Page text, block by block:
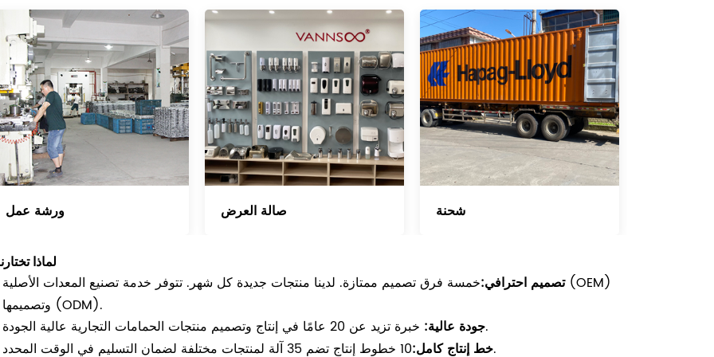
ورشة عمل صالة العرض شحنة
لماذا
تصميم احترافي:خمسة فرق تصميم ممتازة. لدينا منتجات جديدة كل شهر. تتوفر خدمة تصنيع المعدات الأصلية (OEM)
وتصميمها (ODM).
جودة عالية:خبرة تزيد عن 20 عامًا في إنتاج وتصميم منتجات الحمامات التجارية عالية الجودة.
خط إنتاج كامل:10 خطوط إنتاج تضم 35 آلة لمنتجات مختلفة لضمان التسليم في الوقت المحدد.